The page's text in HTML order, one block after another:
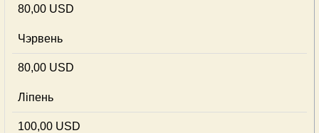
80,00 USD
Чэрвень
80,00 USD
Ліпень
100,00 USD